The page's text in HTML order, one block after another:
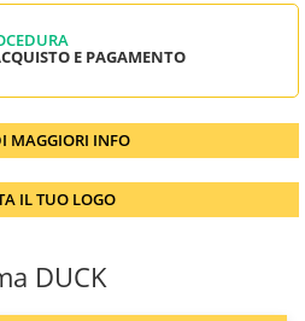
E PAGAMENTO
MAGGIORI INFO
IL TUO LOGO
DUCK